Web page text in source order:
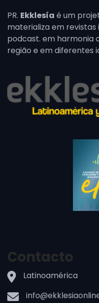
PR. Ekklesía é um
materializa em revistas
podcast. em harmonia
região e em diferentes
Contacto
Latinoamérica